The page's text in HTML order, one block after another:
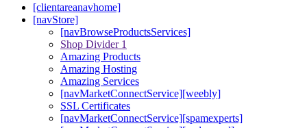
[clientareanavhome]
[navStore]
[navBrowseProductsServices]
Shop Divider 1
Amazing Products
Amazing Hosting
Amazing Services
[navMarketConnectService][weebly]
SSL Certificates
[navMarketConnectService][spamexperts]